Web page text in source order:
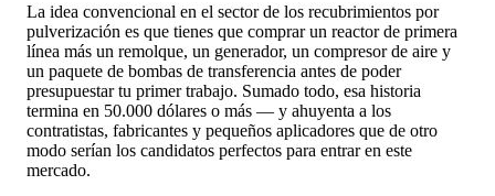
La idea convencional en el sector de los recubrimientos por
pulverización es que tienes que comprar un reactor de primera
línea más un remolque, un generador, un compresor de aire y
un paquete de bombas de transferencia antes de poder
presupuestar tu primer trabajo. Sumado todo, esa historia
termina en 50.000 dólares o más — y ahuyenta a los
contratistas, fabricantes y pequeños aplicadores que de otro
modo serían los candidatos perfectos para entrar en este
mercado.